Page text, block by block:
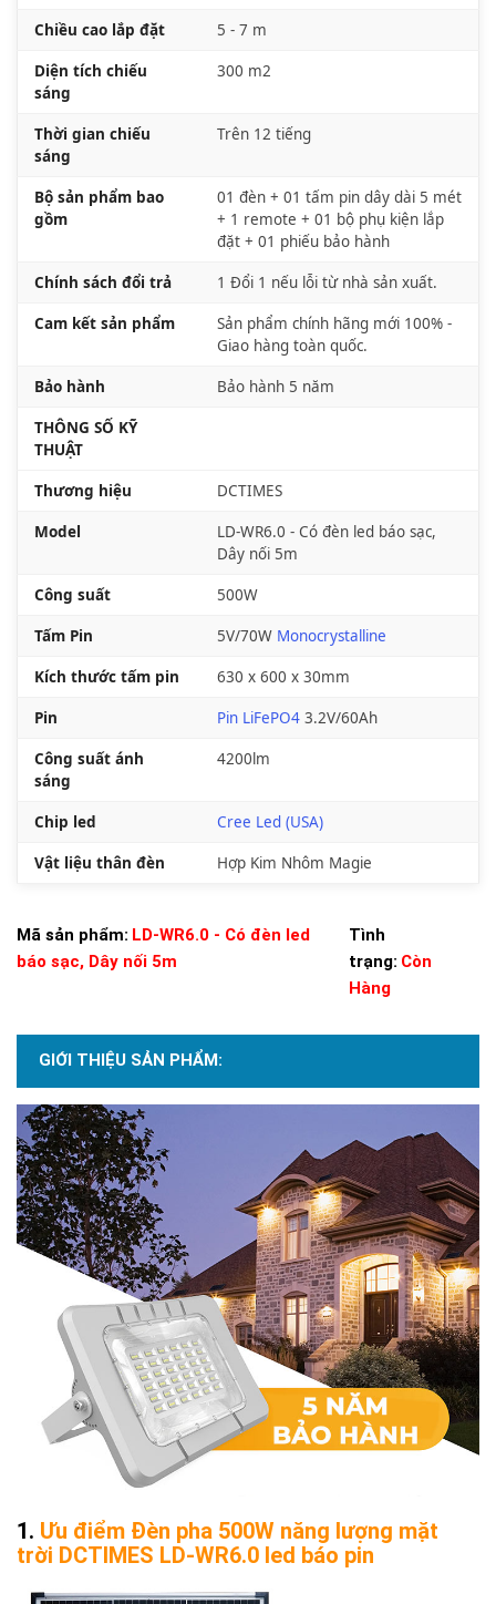
Chiều cao lắp đặt 5 - 7 m
Diện tích chiếu
sáng
300 m2
Thời gian chiếu
sáng
Trên 12 tiếng
Bộ sản phẩm bao
gồm
01 đèn + 01 tấm pin dây dài 5 mét
+ 1 remote + 01 bộ phụ kiện lắp
đặt + 01 phiếu bảo hành
Chính sách đổi trả 1 Đổi 1 nếu lỗi từ nhà sản xuất.
Cam kết sản phẩm
Sản phẩm chính hãng mới 100% -
Giao hàng toàn quốc.
Bảo hành Bảo hành 5 năm
THÔNG SỐ KỸ
THUẬT
Thương hiệu DCTIMES
Model
LD-WR6.0 - Có đèn led báo sạc,
Dây nối 5m
Công suất 500W
Tấm Pin 5V/70W Monocrystalline
Kích thước tấm pin 630 x 600 x 30mm
Pin Pin LiFePO4 3.2V/60Ah
Công suất ánh
sáng
4200lm
Chip led Cree Led (USA)
Vật liệu thân đèn Hợp Kim Nhôm Magie
Mã sản phẩm: LD-WR6.0 - Có đèn led
báo sạc, Dây nối 5m
Tình
trạng: Còn
Hàng
GIỚI THIỆU SẢN PHẨM:
Ưu điểm Đèn pha 500W năng lượng mặt
trời DCTIMES LD-WR6.0 led báo pin